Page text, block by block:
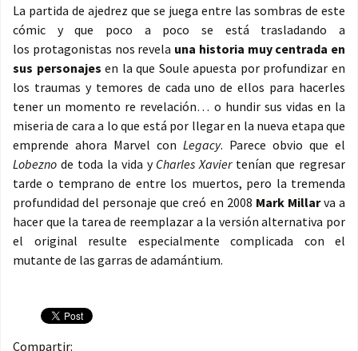
La partida de ajedrez que se juega entre las sombras de este
cómic y que poco a poco se está trasladando a
los protagonistas nos revela una historia muy centrada en
sus personajes en la que Soule apuesta por profundizar en
los traumas y temores de cada uno de ellos para hacerles
tener un momento re revelación… o hundir sus vidas en la
miseria de cara a lo que está por llegar en la nueva etapa que
emprende ahora Marvel con Legacy. Parece obvio que el
Lobezno de toda la vida y Charles Xaviertenían que regresar
tarde o temprano de entre los muertos, pero la tremenda
profundidad del personaje que creó en 2008 Mark Millarva a
hacer que la tarea de reemplazar a la versión alternativa por
el original resulte especialmente complicada con el
mutante de las garras de adamántium.
Compartir: